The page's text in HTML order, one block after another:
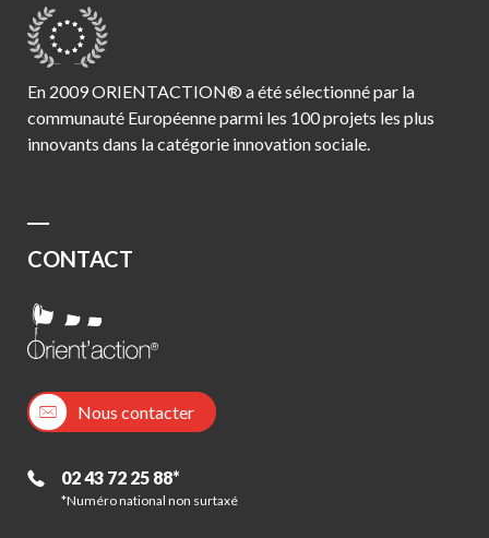
En 2009 ORIENTACTION® a été sélectionné par la
communauté Européenne parmi les 100 projets les plus
innovants dans la catégorie innovation sociale.
CONTACT
Nous contacter
02 43 72 25 88*
*Numéro national non surtaxé